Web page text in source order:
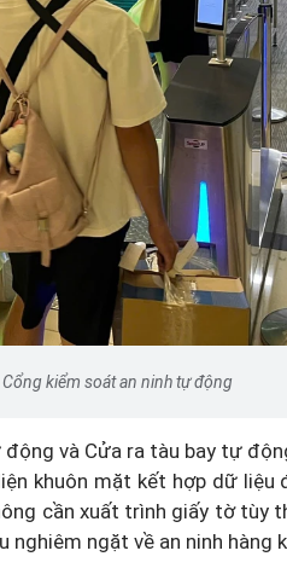
Cổng kiểm soát an ninh tự động
và Cửa ra tàu bay tự
khuôn mặt kết hợp dữ liệu
cần xuất trình giấy tờ tùy
ngặt về an ninh hàng